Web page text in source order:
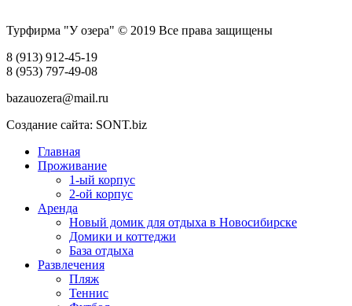
Турфирма "У озера" © 2019 Все права защищены
8 (913) 912-45-19
8 (953) 797-49-08
bazauozera@mail.ru
Создание сайта: SONT.biz
Главная
Проживание
1-ый корпус
2-ой корпус
Аренда
Новый домик для отдыха в Новосибирске
Домики и коттеджи
База отдыха
Развлечения
Пляж
Теннис